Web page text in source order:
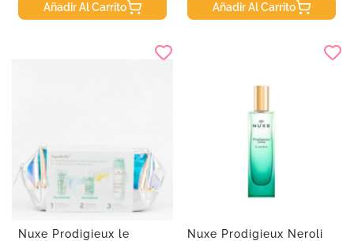
Añadir Al Carrito Añadir Al Carrito
Nuxe Prodigieux le
Nuxe Prodigieux Neroli